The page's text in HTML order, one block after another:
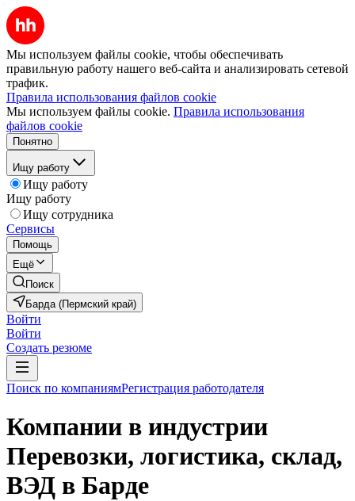
Мы используем файлы cookie, чтобы обеспечивать
правильную работу нашего веб-сайта и анализировать сетевой
трафик.
Правила использования файлов cookie
Мы используем файлы cookie. Правила использования
файлов cookie
Понятно
Ищу работу
Ищу работу
Ищу работу
Ищу сотрудника
Сервисы
Помощь
Ещё
Поиск
Барда (Пермский край)
Войти
Войти
Создать резюме
Поиск по компаниямРегистрация работодателя
Компании в индустрии
Перевозки, логистика, склад,
ВЭД в Барде